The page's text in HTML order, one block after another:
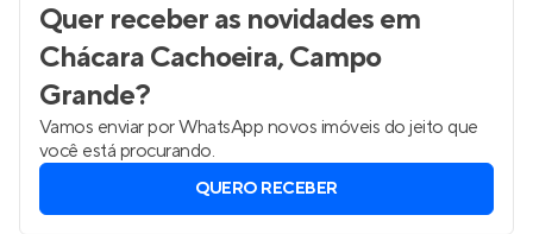
Quer receber as novidadesem
Chácara Cachoeira, Campo
Grande?
Vamos enviar por WhatsApp novos imóveis do jeito que
você está procurando.
QUERO RECEBER